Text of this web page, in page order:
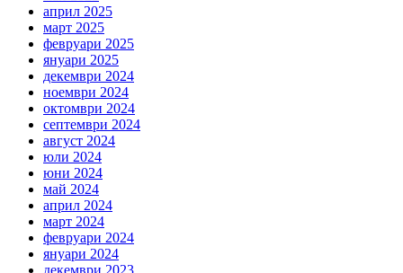
април 2025
март 2025
февруари 2025
януари 2025
декември 2024
ноември 2024
октомври 2024
септември 2024
август 2024
юли 2024
юни 2024
май 2024
април 2024
март 2024
февруари 2024
януари 2024
декември 2023